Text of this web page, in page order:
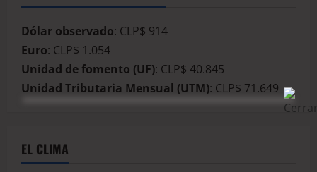
Dólar observado: CLP$ 914
Euro: CLP$ 1.054
Unidad de fomento (UF): CLP$ 40.845
Unidad Tributaria Mensual (UTM): CLP$ 71.649
EL CLIMA